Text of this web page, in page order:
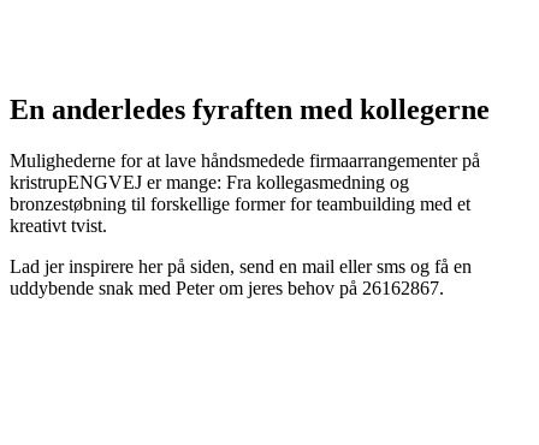
En anderledes fyraften med kollegerne
Mulighederne for at lave håndsmedede firmaarrangementer på
kristrupENGVEJ er mange: Fra kollegasmedning og
bronzestøbning til forskellige former for teambuilding med et
kreativt tvist.
Lad jer inspirere her på siden, send en mail eller sms og få en
uddybende snak med Peter om jeres behov på 26162867.